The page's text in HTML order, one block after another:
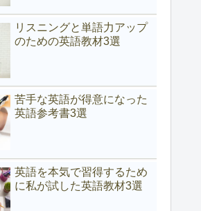
リスニングと単語力アップ
のための英語教材3選
苦手な英語が得意になった
英語参考書3選
英語を本気で習得するため
に私が試した英語教材3選